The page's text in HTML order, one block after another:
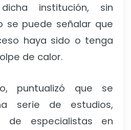
institución, sin
se puede señalar que
haya sido o tenga
de calor.
puntualizó que se
serie de estudios,
de especialistas en